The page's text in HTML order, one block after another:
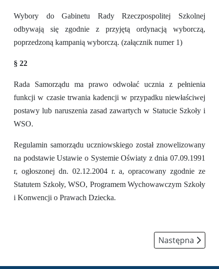
Wybory do Gabinetu Rady Rzeczpospolitej Szkolnej
odbywają się zgodnie z przyjętą ordynacją wyborczą,
poprzedzoną kampanią wyborczą. (załącznik numer 1)
§ 22
Rada Samorządu ma prawo odwołać ucznia z pełnienia
funkcji w czasie trwania kadencji w przypadku niewłaściwej
postawy lub naruszenia zasad zawartych w Statucie Szkoły i
WSO.
Regulamin samorządu uczniowskiego został znowelizowany
na podstawie Ustawie o Systemie Oświaty z dnia 07.09.1991
r, ogłoszonej dn. 02.12.2004 r. a, opracowany zgodnie ze
Statutem Szkoły, WSO, Programem Wychowawczym Szkoły
i Konwencji o Prawach Dziecka.
Następna
Następna